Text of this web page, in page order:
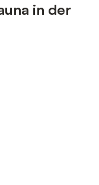
in der